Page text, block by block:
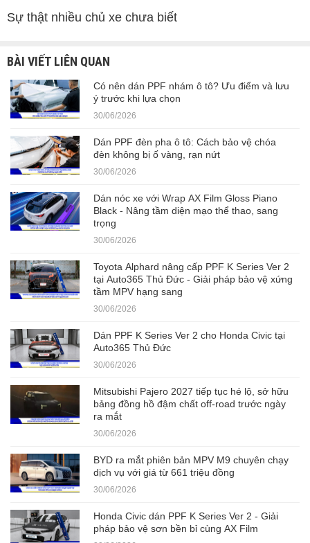
Sự thật nhiều chủ xe chưa biết
BÀI VIẾT LIÊN QUAN
Có nên dán PPF nhám ô tô? Ưu điểm và lưu
ý trước khi lựa chọn
30/06/2026
Dán PPF đèn pha ô tô: Cách bảo vệ chóa
đèn không bị ố vàng, rạn nứt
30/06/2026
Dán nóc xe với Wrap AX Film Gloss Piano
Black - Nâng tầm diện mạo thể thao, sang
trọng
30/06/2026
Toyota Alphard nâng cấp PPF K Series Ver 2
tại Auto365 Thủ Đức - Giải pháp bảo vệ xứng
tầm MPV hạng sang
30/06/2026
Dán PPF K Series Ver 2 cho Honda Civic tại
Auto365 Thủ Đức
30/06/2026
Mitsubishi Pajero 2027 tiếp tục hé lộ, sở hữu
bảng đồng hồ đậm chất off-road trước ngày
ra mắt
30/06/2026
BYD ra mắt phiên bản MPV M9 chuyên chạy
dịch vụ với giá từ 661 triệu đồng
30/06/2026
Honda Civic dán PPF K Series Ver 2 - Giải
pháp bảo vệ sơn bền bỉ cùng AX Film